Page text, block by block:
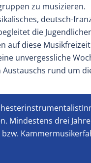
zu musizieren.
deutsch-
die
auf diese
unvergessliche
rund um
Mindestens drei